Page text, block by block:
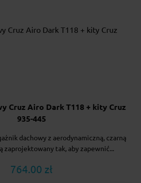
Cruz Airo Dark T118 + kity Cruz
935-445
dachowy z aerodynamiczną, czarną
zaprojektowany tak, aby zapewnić...
764.00 zł